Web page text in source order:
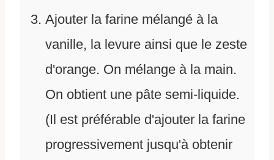
Ajouter la farine mélangé à la
vanille, la levure ainsi que le zeste
d'orange. On mélange à la main.
On obtient une pâte semi-liquide.
(Il est préférable d'ajouter la farine
progressivement jusqu'à obtenir